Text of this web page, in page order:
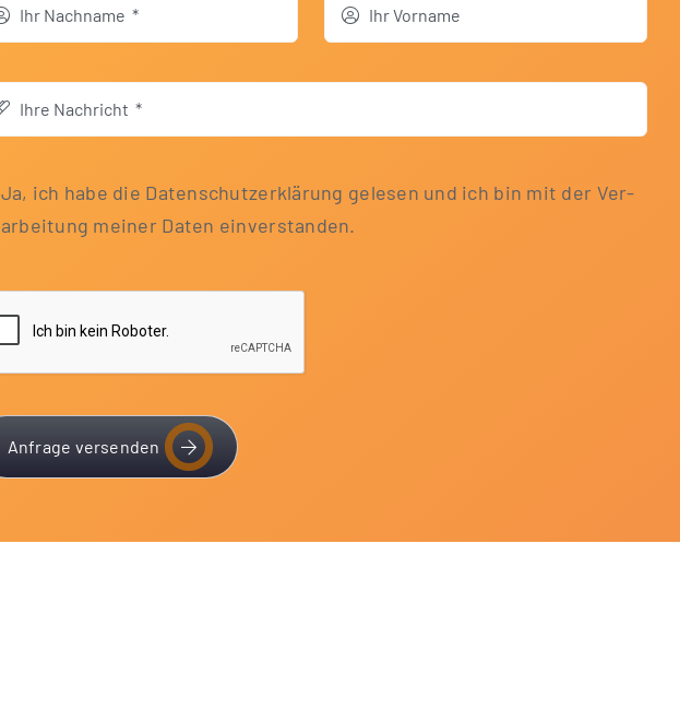
Ja, ich habe die Daten­schutz­er­klä­rung gele­sen und ich bin mit der Ver­
ar­bei­tung mei­ner Daten einverstanden.
Anfrage versenden